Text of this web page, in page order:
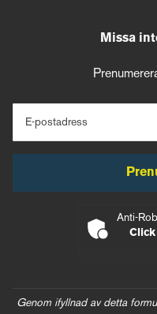
Missa
E-postadress
Anti-
Genom ifyllnad av detta